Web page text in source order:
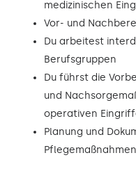
medizinischen
Vor- und
Du arbeitest
Berufsgruppen
Du führst die
und
operativen
Planung und
Pflegemaßnahmen